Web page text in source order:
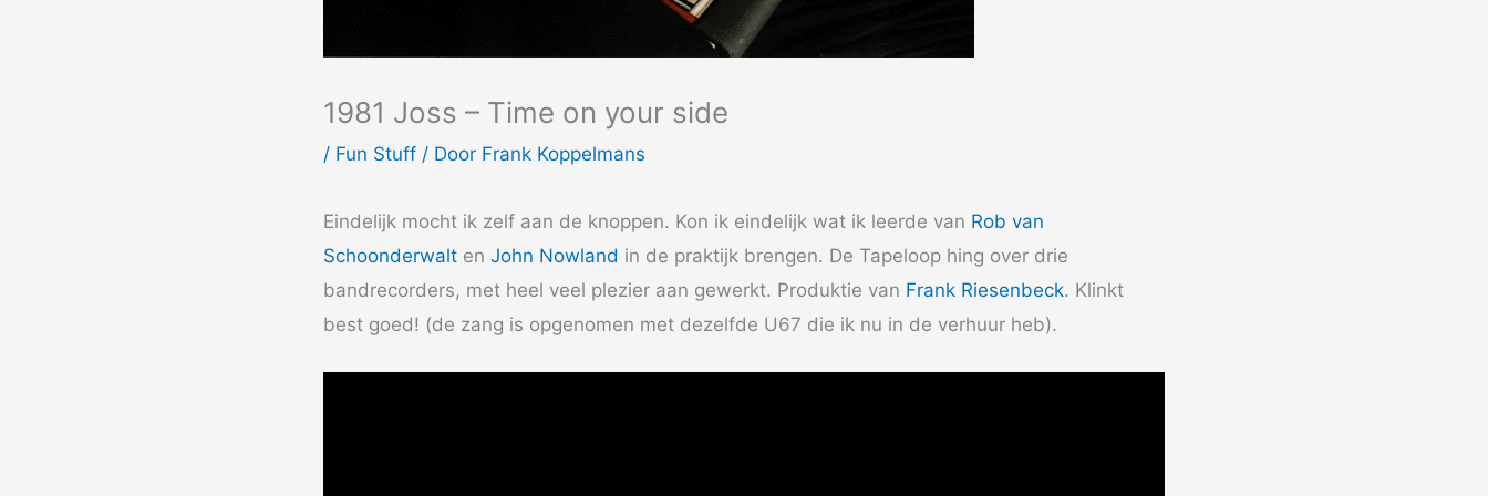
1981 Joss – Time on your side
/ Fun Stuff / Door Frank Koppelmans
Eindelijk mocht ik zelf aan de knoppen. Kon ik eindelijk wat ik leerde van Rob van
Schoonderwalt en John Nowland in de praktijk brengen. De Tapeloop hing over drie
bandrecorders, met heel veel plezier aan gewerkt. Produktie van Frank Riesenbeck. Klinkt
best goed! (de zang is opgenomen met dezelfde U67 die ik nu in de verhuur heb).